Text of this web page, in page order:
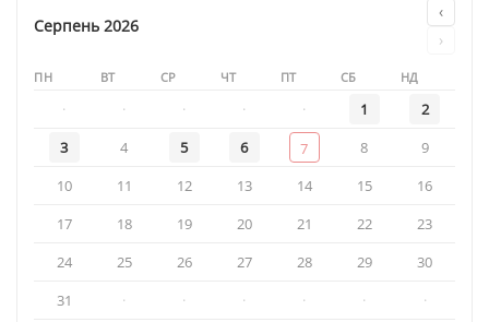
Серпень 2026
‹
›
ПН ВТ СР ЧТ ПТ СБ НД
· · · · · 1
2
3
4 5 6 7 8
9
10
11 12 13 14 15
16
17
18 19 20 21 22
23
24
25 26 27 28 29
30
31
· · · · · ·